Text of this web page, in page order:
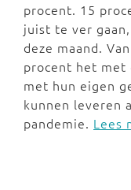
procent. 15
juist te ver
deze maand.
procent het met
met hun eigen
kunnen leveren
pandemie. Lees